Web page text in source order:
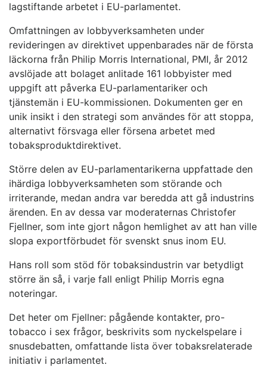
lagstiftande arbetet i EU-parlamentet.
Omfattningen av lobbyverksamheten under
revideringen av direktivet uppenbarades när de första
läckorna från Philip Morris International, PMI, år 2012
avslöjade att bolaget anlitade 161 lobbyister med
uppgift att påverka EU-parlamentariker och
tjänstemän i EU-kommissionen. Dokumenten ger en
unik insikt i den strategi som användes för att stoppa,
alternativt försvaga eller försena arbetet med
tobaksproduktdirektivet.
Större delen av EU-parlamentarikerna uppfattade den
ihärdiga lobbyverksamheten som störande och
irriterande, medan andra var beredda att gå industrins
ärenden. En av dessa var moderaternas Christofer
Fjellner, som inte gjort någon hemlighet av att han ville
slopa exportförbudet för svenskt snus inom EU.
Hans roll som stöd för tobaksindustrin var betydligt
större än så, i varje fall enligt Philip Morris egna
noteringar.
Det heter om Fjellner: pågående kontakter, pro-
tobacco i sex frågor, beskrivits som nyckelspelare i
snusdebatten, omfattande lista över tobaksrelaterade
initiativ i parlamentet.